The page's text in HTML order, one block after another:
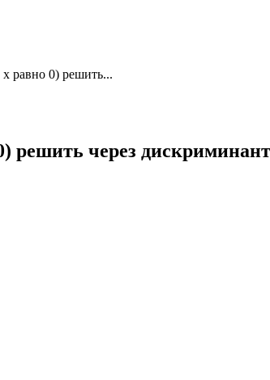
равно 0) решить...
решить через